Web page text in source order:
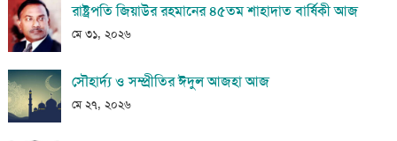
রাষ্ট্রপতি জিয়াউর রহমানের ৪৫তম শাহাদাত বার্ষিকী আজ
মে ৩১, ২০২৬
সৌহার্দ্য ও সম্প্রীতির ঈদুল আজহা আজ
মে ২৭, ২০২৬